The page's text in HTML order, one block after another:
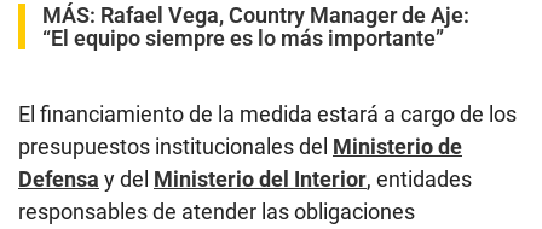
MÁS: Rafael Vega, Country Manager de Aje:
“El equipo siempre es lo más importante”
El financiamiento de la medida estará a cargo de los
presupuestos institucionales del Ministerio de
Defensa y del Ministerio del Interior, entidades
responsables de atender las obligaciones